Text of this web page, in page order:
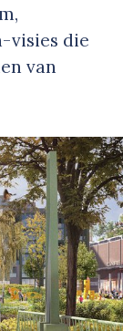
visies die
van